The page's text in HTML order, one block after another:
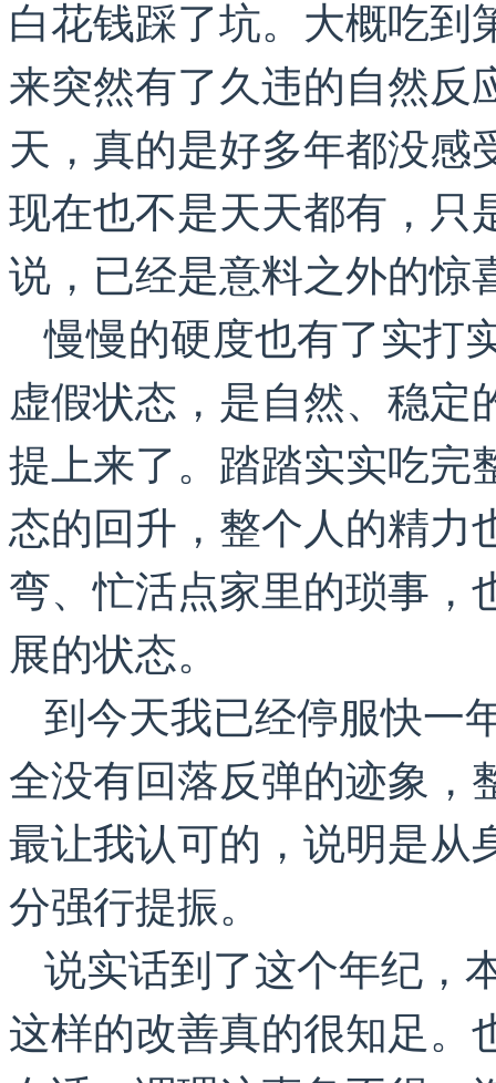
白花钱踩了坑。大概吃到
来突然有了久违的自然反
天，真的是好多年都没
现在也不是天天都有，只
说，已经是意料之外的惊
慢慢的硬度也有了实打
虚假状态，是自然、稳
提上来了。踏踏实实吃完
态的回升，整个人的精力
弯、忙活点家里的琐事，
展的状态。
到今天我已经停服快一
全没有回落反弹的迹象，
最让我认可的，说明是从
分强行提振。
说实话到了这个年纪，
这样的改善真的很知足。